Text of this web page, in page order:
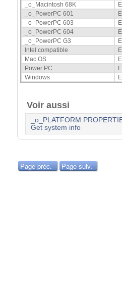
_o_Macintosh 68K
_o_PowerPC 601
_o_PowerPC 603
_o_PowerPC 604
_o_PowerPC G3
Intel compatible
Mac OS
Power PC
Windows
Voir aussi
_o_PLATFORM
Get system info
Page préc. Page suiv.